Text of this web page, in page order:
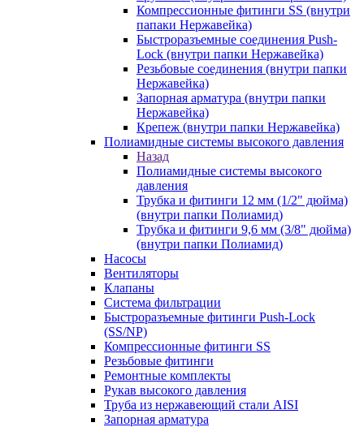
Компрессионные фитинги SS (внутри
папаки Нержавейка)
Быстроразъемные соединения Push-
Lock (внутри папки Нержавейка)
Резьбовые соединения (внутри папки
Нержавейка)
Запорная арматура (внутри папки
Нержавейка)
Крепеж (внутри папки Нержавейка)
Полиамидные системы высокого давления
Назад
Полиамидные системы высокого
давления
Трубка и фитинги 12 мм (1/2" дюйма)
(внутри папки Полиамид)
Трубка и фитинги 9,6 мм (3/8" дюйма)
(внутри папки Полиамид)
Насосы
Вентиляторы
Клапаны
Система фильтрации
Быстроразъемные фитинги Push-Lock
(SS/NP)
Компрессионные фитинги SS
Резьбовые фитинги
Ремонтные комплекты
Рукав высокого давления
Труба из нержавеющий стали AISI
Запорная арматура